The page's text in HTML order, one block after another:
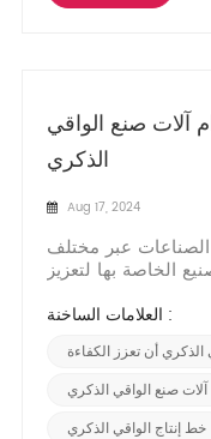
آلات صنع الواقي
الذكري
Aug 17, 2024
عبر مختلف
الخاصة بها لتعزيز
استثناءً، حيث تسعى
في المصانع. أحد
العلامات الساخنة :
أن تعزز الكفاءة
آلات صنع الواقي الذكري
خط إنتاج الواقي الذكري